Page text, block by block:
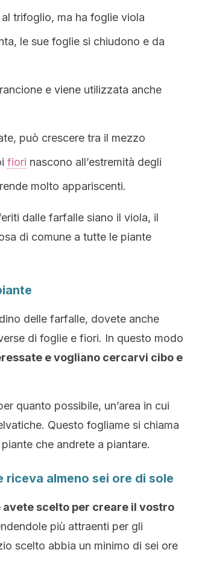
trifoglio, ma ha foglie viola
le sue foglie si chiudono e da
e viene utilizzata anche
può crescere tra il mezzo
fiori nascono all’estremità degli
molto appariscenti.
dalle farfalle siano il viola, il
di comune a tutte le piante
delle farfalle, dovete anche
di foglie e fiori. In questo modo
e vogliano cercarvi cibo e
quanto possibile, un’area in cui
Questo fogliame si chiama
che andrete a piantare.
almeno sei ore di sole
scelto per creare il vostro
più attraenti per gli
scelto abbia un minimo di sei ore